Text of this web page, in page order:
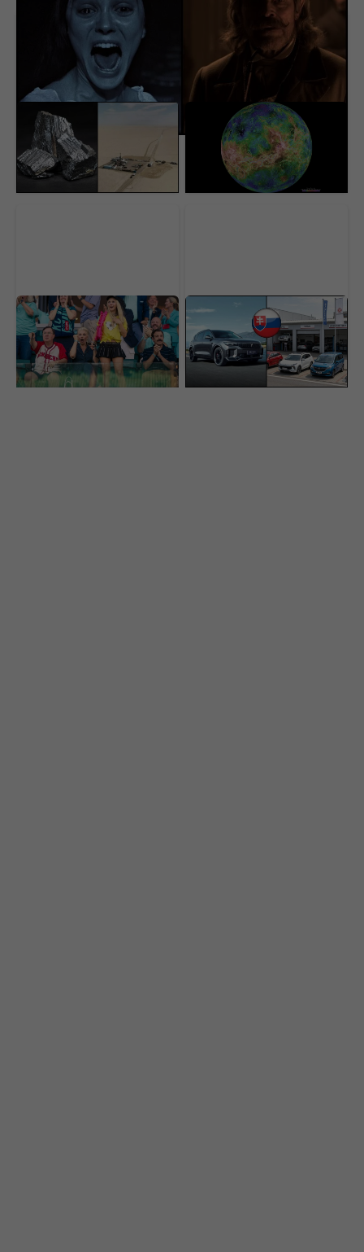
USA našli pod púšťou
surovinový poklad za 152
miliárd dolárov. V ťažbe
im stojí nečakaná
prekážka
Vedci sa vo Venuši celé
roky mýlili. Pod jej
povrchom objavili
procesy, s ktorými sa
ešte nestretli
Najlepší komediálny
seriál sa vrátil a prvá časť
už je online. Ohlasy sa
rozchádzajú
Čínske autá útočia na
svoju najväčšiu slabinu.
Toto má byť riešenie,
ako si získať Slovákov